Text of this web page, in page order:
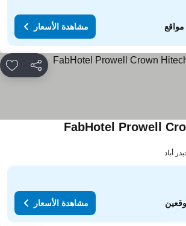
مشاهدة الأسعار
مشاركة
FabHotel Prowellمشاهدة الأسعار
أباد
مشاهدة الأسعار